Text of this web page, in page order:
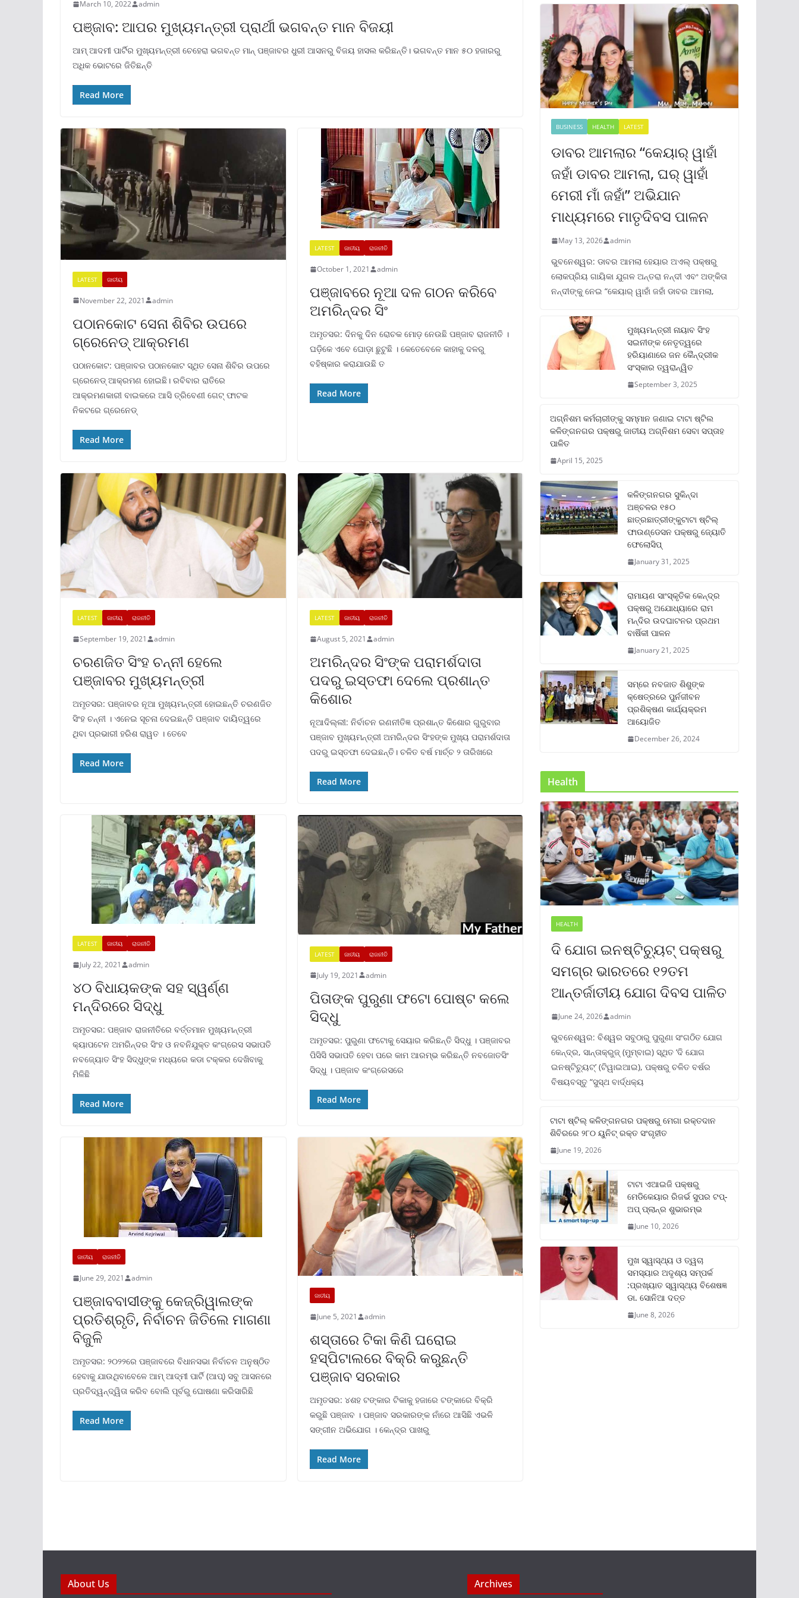
March 10, 2022 admin
ପଞ୍ଜାବ: ଆପର ମୁଖ୍ୟମନ୍ତ୍ରୀ ପ୍ରାର୍ଥୀ ଭଗବନ୍ତ ମାନ ବିଜୟୀ
ଆମ୍ ଆଦମୀ ପାର୍ଟିର ମୁଖ୍ୟମନ୍ତ୍ରୀ ଚେହେରା ଭଗବନ୍ତ ମାନ୍ ପଞ୍ଜାବର ଧୁରୀ ଆସନରୁ ବିଜୟ ହାସଲ କରିଛନ୍ତି। ଭଗବନ୍ତ ମାନ ୫୦ ହଜାରରୁ
ଅଧିକ ଭୋଟରେ ଜିତିଛନ୍ତି
Read More
LATEST ଜାତୀୟ
November 22, 2021 admin
ପଠାନକୋଟ ସେନା ଶିବିର ଉପରେ
ଗ୍ରେନେଡ୍ ଆକ୍ରମଣ
ପଠାନକୋଟ: ପଞ୍ଜାବର ପଠାନକୋଟ ସ୍ଥିତ ସେନା ଶିବିର ଉପରେ
ଗ୍ରେନେଡ୍ ଆକ୍ରମଣ ହୋଇଛି। ରବିବାର ରାତିରେ
ଆକ୍ରମଣକାରୀ ବାଇକରେ ଆସି ତ୍ରିବେଣୀ ଗେଟ୍ ଫାଟକ
ନିକଟରେ ଗ୍ରେନେଡ୍
Read More
LATEST ଜାତୀୟ ରାଜନୀତି
October 1, 2021 admin
ପଞ୍ଜାବରେ ନୂଆ ଦଳ ଗଠନ କରିବେ
ଅମରିନ୍ଦର ସିଂ
ଅମୃତସର: ଦିନକୁ ଦିନ ରୋଚକ ମୋଡ଼ ନେଉଛି ପଞ୍ଜାବ ରାଜନୀତି ।
ଘଡ଼ିକେ ଏବେ ଘୋଡ଼ା ଛୁଟୁଛି । କେତେବେଳେ କାହାକୁ ଦଳରୁ
ବହିଷ୍କାର କରାଯାଉଛି ତ
Read More
LATEST ଜାତୀୟ ରାଜନୀତି
September 19, 2021 admin
ଚରଣଜିତ ସିଂହ ଚନ୍ନୀ ହେଲେ
ପଞ୍ଜାବର ମୁଖ୍ୟମନ୍ତ୍ରୀ
ଅମୃତସର: ପଞ୍ଜାବର ନୂଆ ମୁଖ୍ୟମନ୍ତ୍ରୀ ହୋଇଛନ୍ତି ଚରଣଜିତ
ସିଂହ ଚନ୍ନୀ । ଏନେଇ ସୂଚନା ଦେଇଛନ୍ତି ପଞ୍ଜାବ ଦାୟିତ୍ୱରେ
ଥିବା ପ୍ରଭାରୀ ହରିଶ ରାୱତ । ତେବେ
Read More
LATEST ଜାତୀୟ ରାଜନୀତି
August 5, 2021 admin
ଅମରିନ୍ଦର ସିଂଙ୍କ ପରାମର୍ଶଦାତା
ପଦରୁ ଇସ୍ତଫା ଦେଲେ ପ୍ରଶାନ୍ତ
କିଶୋର
ନୂଆଦିଲ୍ଲୀ: ନିର୍ବାଚନ ରଣନୀତିଜ୍ଞ ପ୍ରଶାନ୍ତ କିଶୋର ଗୁରୁବାର
ପଞ୍ଜାବ ମୁଖ୍ୟମନ୍ତ୍ରୀ ଅମରିନ୍ଦର ସିଂହଙ୍କ ମୁଖ୍ୟ ପରାମର୍ଶଦାତା
ପଦରୁ ଇସ୍ତଫା ଦେଇଛନ୍ତି। ଚଳିତ ବର୍ଷ ମାର୍ଚ୍ଚ ୨ ତାରିଖରେ
Read More
LATEST ଜାତୀୟ ରାଜନୀତି
July 22, 2021 admin
୪୦ ବିଧାୟକଙ୍କ ସହ ସ୍ୱର୍ଣ୍ଣ
ମନ୍ଦିରରେ ସିଦ୍ଧୁ
ଅମୃତସର: ପଞ୍ଜାବ ରାଜନୀତିରେ ବର୍ତ୍ତମାନ ମୁଖ୍ୟମନ୍ତ୍ରୀ
କ୍ୟାପଟେନ ଅମରିନ୍ଦର ସିଂହ ଓ ନବନିଯୁକ୍ତ କଂଗ୍ରେସ ସଭାପତି
ନବଜ୍ୟୋତ ସିଂହ ସିଦ୍ଧୁଙ୍କ ମଧ୍ୟରେ କଡା ଟକ୍କର ଦେଖିବାକୁ
ମିଳିଛି
Read More
LATEST ଜାତୀୟ ରାଜନୀତି
July 19, 2021 admin
ପିତାଙ୍କ ପୁରୁଣା ଫଟୋ ପୋଷ୍ଟ କଲେ
ସିଦ୍ଧୁ
ଅମୃତସର: ପୁରୁଣା ଫଟୋକୁ ସେୟାର କରିଛନ୍ତି ସିଦ୍ଧୁ । ପଞ୍ଜାବର
ପିସିସି ସଭାପତି ହେବା ପରେ କାମ ଆରମ୍ଭ କରିଛନ୍ତି ନବଜୋତସିଂ
ସିଦ୍ଧୁ । ପଞ୍ଜାବ କଂଗ୍ରେସରେ
Read More
ଜାତୀୟ ରାଜନୀତି
June 29, 2021 admin
ପଞ୍ଜାବବାସୀଙ୍କୁ କେଜ୍ରିୱାଲଙ୍କ
ପ୍ରତିଶ୍ରୃତି, ନିର୍ବାଚନ ଜିତିଲେ ମାଗଣା
ବିଜୁଳି
ଅମୃତସର: ୨୦୨୨ରେ ପଞ୍ଜାବରେ ବିଧାନସଭା ନିର୍ବାଚନ ଅନୁଷ୍ଠିତ
ହେବାକୁ ଯାଉଥିବାବେଳେ ଆମ୍ ଆଦ୍ମୀ ପାର୍ଟି (ଆପ୍) ସବୁ ଆସନରେ
ପ୍ରତିଦ୍ୱନ୍ଦ୍ୱିତା କରିବ ବୋଲି ପୂର୍ବରୁ ଘୋଷଣା କରିସାରିଛି
Read More
ଜାତୀୟ
June 5, 2021 admin
ଶସ୍ତାରେ ଟିକା କିଣି ଘରୋଇ
ହସ୍ପିଟାଲରେ ବିକ୍ରି କରୁଛନ୍ତି
ପଞ୍ଜାବ ସରକାର
ଅମୃତସର: ୪ଶହ ଟଙ୍କାର ଟିକାକୁ ହଜାରେ ଟଙ୍କାରେ ବିକ୍ରି
କରୁଛି ପଞ୍ଜାବ । ପଞ୍ଜାବ ସରକାରଙ୍କ ନାଁରେ ଆସିଛି ଏଭଳି
ସଙ୍ଗୀନ ଅଭିଯୋଗ । କେନ୍ଦ୍ର ପାଖରୁ
Read More
BUSINESS HEALTH LATEST
ଡାବର ଆମଲାର “କେୟାର୍ ୱାହାଁ
ଜହାଁ ଡାବର ଆମଲା, ଘର୍ ୱାହାଁ
ମେରୀ ମାଁ ଜହାଁ” ଅଭିଯାନ
ମାଧ୍ୟମରେ ମାତୃଦିବସ ପାଳନ
May 13, 2026 admin
ଭୁବନେଶ୍ୱର: ଡାବର ଆମଲା ହେୟାର ଅଏଲ୍ ପକ୍ଷରୁ
ଲୋକପ୍ରିୟ ଗାୟିକା ଯୁଗଳ ଅନ୍ତରା ନନ୍ଦୀ ଏବଂ ଅଙ୍କିତା
ନନ୍ଦୀଙ୍କୁ ନେଇ “କେୟାର୍ ୱାହାଁ ଜହାଁ ଡାବର ଆମଲା,
ମୁଖ୍ୟମନ୍ତ୍ରୀ ନାୟାବ ସିଂହ
ସଇନୀଙ୍କ ନେତୃତ୍ୱରେ
ହରିୟାଣାରେ ଜନ କୈନ୍ଦ୍ରୀକ
ସଂସ୍କାର ତ୍ୱରାନ୍ୱିତ
September 3, 2025
ଅଗ୍ନିଶମ କର୍ମଚାରୀଙ୍କୁ ସମ୍ମାନ ଜଣାଇ ଟାଟା ଷ୍ଟିଲ
କଳିଙ୍ଗନଗର ପକ୍ଷରୁ ଜାତୀୟ ଅଗ୍ନିଶମ ସେବା ସପ୍ତାହ
ପାଳିତ
April 15, 2025
କଳିଙ୍ଗନଗର ସୁକିନ୍ଦା
ଅଞ୍ଚଳର ୧୫୦
ଛାତ୍ରଛାତ୍ରୀଙ୍କୁଟାଟା ଷ୍ଟିଲ୍
ଫାଉଣ୍ଡେସନ ପକ୍ଷରୁ ଜ୍ୟୋତି
ଫେଲୋସିପ୍‌
January 31, 2025
ରାମାୟଣ ସାଂସ୍କୃତିକ କେନ୍ଦ୍ର
ପକ୍ଷରୁ ଅଯୋଧ୍ୟାରେ ରାମ
ମନ୍ଦିର ଉଦଘାଟନର ପ୍ରଥମ
ବାର୍ଷିକୀ ପାଳନ
January 21, 2025
ସମ୍‌ରେ ନବଜାତ ଶିଶୁଙ୍କ
କ୍ଷେତ୍ରରେ ପୁର୍ନଜୀବନ
ପ୍ରଶିକ୍ଷଣ କାର୍ଯ୍ୟକ୍ରମ
ଆୟୋଜିତ
December 26, 2024
Health
HEALTH
ଦି ଯୋଗ ଇନଷ୍ଟିଚ୍ୟୁଟ୍ ପକ୍ଷରୁ
ସମଗ୍ର ଭାରତରେ ୧୨ତମ
ଆନ୍ତର୍ଜାତୀୟ ଯୋଗ ଦିବସ ପାଳିତ
June 24, 2026 admin
ଭୁବନେଶ୍ୱର: ବିଶ୍ୱର ସବୁଠାରୁ ପୁରୁଣା ସଂଗଠିତ ଯୋଗ
କେନ୍ଦ୍ର, ସାନ୍ତାକ୍ରୁଜ୍ (ମୁମ୍ବାଇ) ସ୍ଥିତ ‘ଦି ଯୋଗ
ଇନଷ୍ଟିଚ୍ୟୁଟ୍‌’ (ଟିୱାଇଆଇ), ପକ୍ଷରୁ ଚଳିତ ବର୍ଷର
ବିଷୟବସ୍ତୁ “ସୁସ୍ଥ ବାର୍ଦ୍ଧକ୍ୟ
ଟାଟା ଷ୍ଟିଲ୍‌ କଳିଙ୍ଗନଗର ପକ୍ଷରୁ ମେଗା ରକ୍ତଦାନ
ଶିବିରରେ ୨୮୦ ୟୁନିଟ୍‌ ରକ୍ତ ସଂଗୃହୀତ
June 19, 2026
ଟାଟା ଏଆଇଜି ପକ୍ଷରୁ
ମେଡିକେୟାର ରିଜର୍ଭ ସୁପର ଟପ୍‌-
ଅପ୍ ପ୍ଲାନ୍‌ର ଶୁଭାରମ୍ଭ
June 10, 2026
ମୁଖ ସ୍ୱାସ୍ଥ୍ୟ ଓ ତ୍ୱଚା
ସମସ୍ୟାର ଅଦୃଶ୍ୟ ସମ୍ପର୍କ
:ପ୍ରଖ୍ୟାତ ସ୍ୱାସ୍ଥ୍ୟ ବିଶେଷଜ୍ଞ
ଡା. ସୋନିଆ ଦତ୍ତ
June 8, 2026
About Us Archives